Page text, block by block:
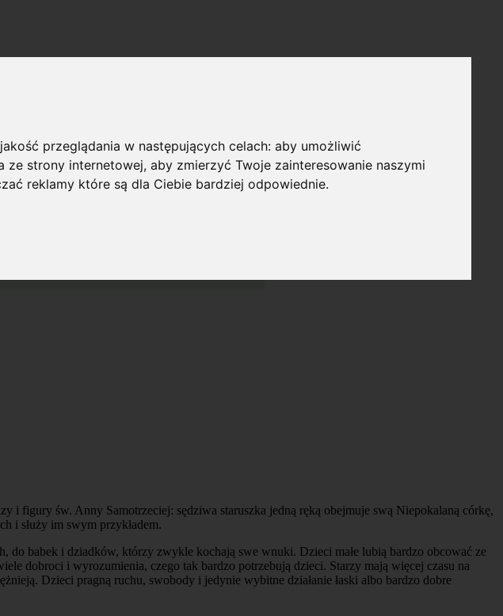
przeglądania w następujących celach:aby umożliwić
ze strony internetowej,aby zmierzyć Twoje zainteresowanie naszymi
reklamy które są dla Ciebie bardziej odpowiednie.
figury św. Anny Samotrzeciej: sędziwa staruszka jedną ręką obejmuje swą Niepokalaną córkę,
i służy im swym przykładem.
do babek i dziadków, którzy zwykle kochają swe wnuki. Dzieci małe lubią bardzo obcować ze
dobroci i wyrozumienia, czego tak bardzo potrzebują dzieci. Starzy mają więcej czasu na
Dzieci pragną ruchu, swobody i jedynie wybitne działanie łaski albo bardzo dobre